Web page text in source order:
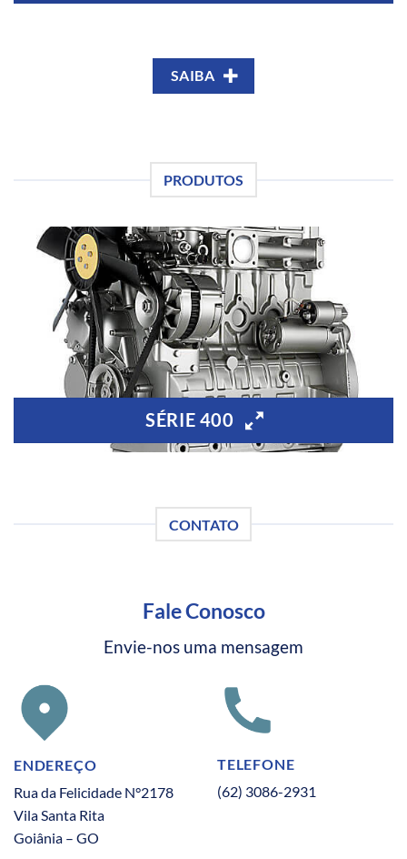
SAIBA
PRODUTOS
SÉRIE 400
CONTATO
Fale Conosco
Envie-nos uma mensagem
ENDEREÇO
Rua da Felicidade N°2178
Vila Santa Rita
Goiânia – GO
TELEFONE
(62) 3086-2931